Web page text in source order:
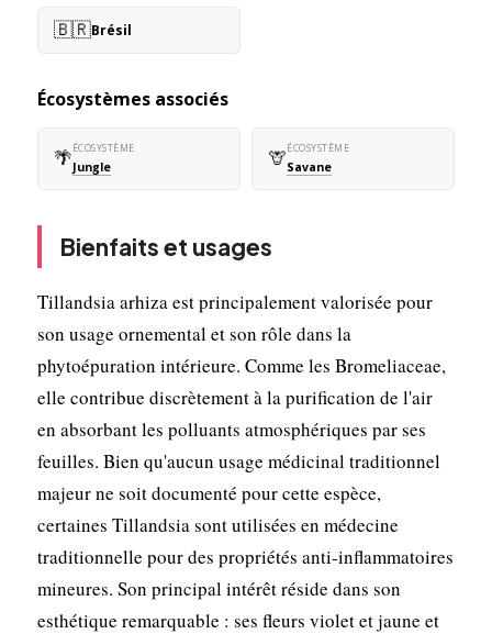
🇧🇷Brésil
Écosystèmes associés
🌴ÉCOSYSTÈME
Jungle 🦒ÉCOSYSTÈME
Savane
Bienfaits et usages
Tillandsia arhiza est principalement valorisée pour
son usage ornemental et son rôle dans la
phytoépuration intérieure. Comme les Bromeliaceae,
elle contribue discrètement à la purification de l'air
en absorbant les polluants atmosphériques par ses
feuilles. Bien qu'aucun usage médicinal traditionnel
majeur ne soit documenté pour cette espèce,
certaines Tillandsia sont utilisées en médecine
traditionnelle pour des propriétés anti-inflammatoires
mineures. Son principal intérêt réside dans son
esthétique remarquable : ses fleurs violet et jaune et